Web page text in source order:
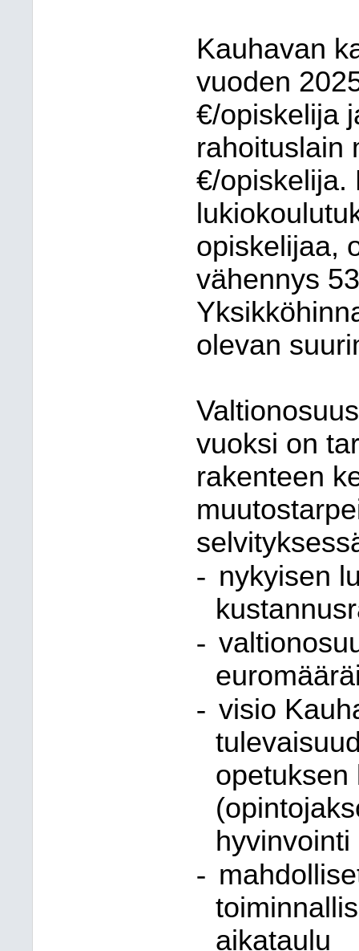
Kauhavan
vuoden
€/opiskelija
rahoituslain
€/opiskelija.
opiskelijaa,
vähennys
olevan
vuoksi on
rakenteen
- nykyisen
-
- visio
opetuksen
hyvinvointi
-
aikataulu